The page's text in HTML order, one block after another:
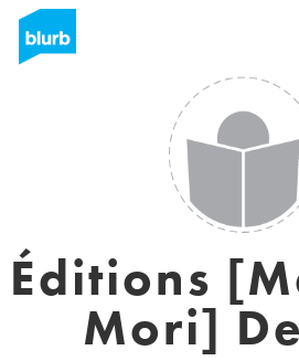
Éditions
Mori]